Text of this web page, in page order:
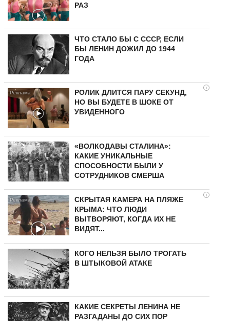
РАЗ
ЧТО СТАЛО БЫ С СССР, ЕСЛИ
БЫ ЛЕНИН ДОЖИЛ ДО 1944
ГОДА
i
РОЛИК ДЛИТСЯ ПАРУ СЕКУНД,
НО ВЫ БУДЕТЕ В ШОКЕ ОТ
УВИДЕННОГО
«ВОЛКОДАВЫ СТАЛИНА»:
КАКИЕ УНИКАЛЬНЫЕ
СПОСОБНОСТИ БЫЛИ У
СОТРУДНИКОВ СМЕРША
i
СКРЫТАЯ КАМЕРА НА ПЛЯЖЕ
КРЫМА: ЧТО ЛЮДИ
ВЫТВОРЯЮТ, КОГДА ИХ НЕ
ВИДЯТ...
КОГО НЕЛЬЗЯ БЫЛО ТРОГАТЬ
В ШТЫКОВОЙ АТАКЕ
КАКИЕ СЕКРЕТЫ ЛЕНИНА НЕ
РАЗГАДАНЫ ДО СИХ ПОР